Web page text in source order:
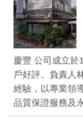
慶豐 公司成立於
戶好評。負責人
經驗，以專業領
品質保證服務及